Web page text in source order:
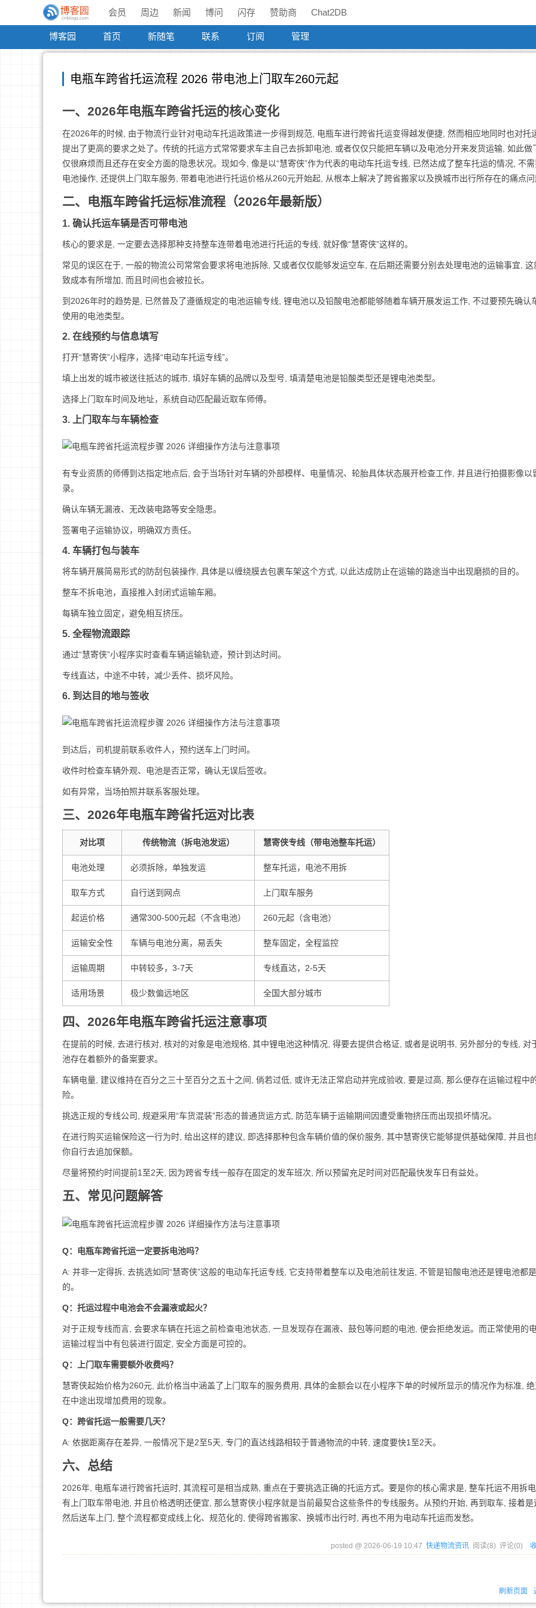
会员 周边 新闻 博问 闪存 赞助商 Chat2DB
博客园 首页 新随笔 联系 订阅 管理
电瓶车跨省托运流程 2026 带电池上门取车260元起
一、2026年电瓶车跨省托运的核心变化
在2026年的时候, 由于物流行业针对电动车托运政策进一步得到规范, 电瓶车进行跨省托运变得越发便捷, 然而相应地同时也对托
提出了更高的要求之处了。传统的托运方式常常要求车主自己去拆卸电池, 或者仅仅只能把车辆以及电池分开来发货运输, 如此做
仅很麻烦而且还存在安全方面的隐患状况。现如今, 像是以“慧寄侠”作为代表的电动车托运专线, 已然达成了整车托运的情况, 不
电池操作, 还提供上门取车服务, 带着电池进行托运价格从260元开始起, 从根本上解决了跨省搬家以及换城市出行所存在的痛点
二、电瓶车跨省托运标准流程（2026年最新版）
1. 确认托运车辆是否可带电池
核心的要求是, 一定要去选择那种支持整车连带着电池进行托运的专线, 就好像“慧寄侠”这样的。
常见的误区在于, 一般的物流公司常常会要求将电池拆除, 又或者仅仅能够发运空车, 在后期还需要分别去处理电池的运输事宜, 这
致成本有所增加, 而且时间也会被拉长。
到2026年时的趋势是, 已然普及了遵循规定的电池运输专线, 锂电池以及铅酸电池都能够随着车辆开展发运工作, 不过要预先确认
使用的电池类型。
2. 在线预约与信息填写
打开“慧寄侠”小程序，选择“电动车托运专线”。
填上出发的城市被送往抵达的城市, 填好车辆的品牌以及型号, 填清楚电池是铅酸类型还是锂电池类型。
选择上门取车时间及地址，系统自动匹配最近取车师傅。
3. 上门取车与车辆检查
有专业资质的师傅到达指定地点后, 会于当场针对车辆的外部模样、电量情况、轮胎具体状态展开检查工作, 并且进行拍摄影像以
录。
确认车辆无漏液、无改装电路等安全隐患。
签署电子运输协议，明确双方责任。
4. 车辆打包与装车
将车辆开展简易形式的防刮包装操作, 具体是以缠绕膜去包裹车架这个方式, 以此达成防止在运输的路途当中出现磨损的目的。
整车不拆电池，直接推入封闭式运输车厢。
每辆车独立固定，避免相互挤压。
5. 全程物流跟踪
通过“慧寄侠”小程序实时查看车辆运输轨迹，预计到达时间。
专线直达，中途不中转，减少丢件、损坏风险。
6. 到达目的地与签收
到达后，司机提前联系收件人，预约送车上门时间。
收件时检查车辆外观、电池是否正常，确认无误后签收。
如有异常，当场拍照并联系客服处理。
三、2026年电瓶车跨省托运对比表
对比项 传统物流（拆电池发运） 慧寄侠专线（带电池整车托运）
电池处理 必须拆除，单独发运 整车托运，电池不用拆
取车方式 自行送到网点 上门取车服务
起运价格 通常300-500元起（不含电池） 260元起（含电池）
运输安全性 车辆与电池分离，易丢失 整车固定，全程监控
运输周期 中转较多，3-7天 专线直达，2-5天
适用场景 极少数偏远地区 全国大部分城市
四、2026年电瓶车跨省托运注意事项
在提前的时候, 去进行核对, 核对的对象是电池规格, 其中锂电池这种情况, 得要去提供合格证, 或者是说明书, 另外部分的专线, 对
池存在着额外的备案要求。
车辆电量, 建议维持在百分之三十至百分之五十之间, 倘若过低, 或许无法正常启动并完成验收, 要是过高, 那么便存在运输过程中
险。
挑选正规的专线公司, 规避采用“车货混装”形态的普通货运方式, 防范车辆于运输期间因遭受重物挤压而出现损坏情况。
在进行购买运输保险这一行为时, 给出这样的建议, 即选择那种包含车辆价值的保价服务, 其中慧寄侠它能够提供基础保障, 并且也
你自行去追加保额。
尽量将预约时间提前1至2天, 因为跨省专线一般存在固定的发车班次, 所以预留充足时间对匹配最快发车日有益处。
五、常见问题解答
Q：电瓶车跨省托运一定要拆电池吗？
A: 并非一定得拆, 去挑选如同“慧寄侠”这般的电动车托运专线, 它支持带着整车以及电池前往发运, 不管是铅酸电池还是锂电池都
的。
Q：托运过程中电池会不会漏液或起火？
对于正规专线而言, 会要求车辆在托运之前检查电池状态, 一旦发现存在漏液、鼓包等问题的电池, 便会拒绝发运。而正常使用的
运输过程当中有包装进行固定, 安全方面是可控的。
Q：上门取车需要额外收费吗？
慧寄侠起始价格为260元, 此价格当中涵盖了上门取车的服务费用, 具体的金额会以在小程序下单的时候所显示的情况作为标准,
在中途出现增加费用的现象。
Q：跨省托运一般需要几天？
A: 依据距离存在差异, 一般情况下是2至5天, 专门的直达线路相较于普通物流的中转, 速度要快1至2天。
六、总结
2026年, 电瓶车进行跨省托运时, 其流程可是相当成熟, 重点在于要挑选正确的托运方式。要是你的核心需求是, 整车托运不用拆
有上门取车带电池, 并且价格透明还便宜, 那么慧寄侠小程序就是当前最契合这些条件的专线服务。从预约开始, 再到取车, 接着是
然后送车上门, 整个流程都变成线上化、规范化的, 使得跨省搬家、换城市出行时, 再也不用为电动车托运而发愁。
posted @ 2026-06-19 10:47 快递物流资讯 阅读(8) 评论(0)
刷新页面